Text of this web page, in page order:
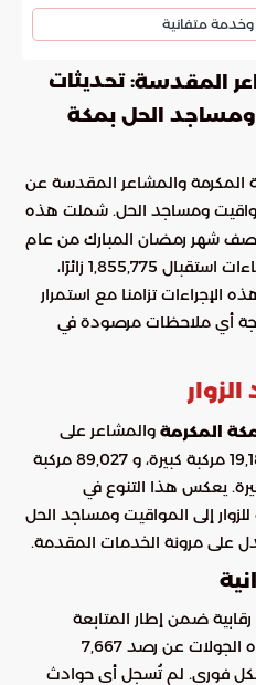
متفانية
المقدسة: تحديثات
الحل بمكة
المكرمة والمشاعر المقدسة عن
ومساجد الحل. شملت هذه
شهر رمضان المبارك من عام
1445 هـ (2024 م). سجلت الإحصاءات استقبال 1,855,775 زائرًا،
تأتي هذه الإجراءات تزامنا مع استمرار
أي ملاحظات مرصودة في
مكة المكرمة والمشاعر على
فئات متنوعة. سجلت البيانات 19,186 مركبة كبيرة، و 89,027 مركبة
مركبة صغيرة. يعكس هذا التنوع في
إلى المواقيت ومساجد الحل
على مرونة الخدمات المقدمة.
الملكية 3,513 جولة رقابية ضمن إطار المتابعة
الميدانية المستمرة. أسفرت هذه الجولات عن رصد 7,667
فوري. لم تُسجل أي حوادث